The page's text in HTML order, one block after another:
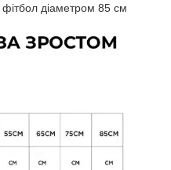
фітбол діаметром 85 см